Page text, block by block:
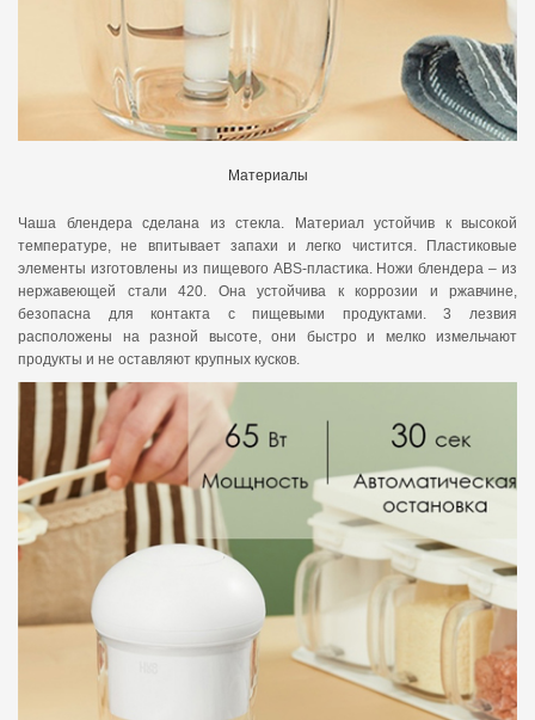
Материалы
Чаша блендера сделана из стекла. Материал устойчив к высокой
температуре, не впитывает запахи и легко чистится. Пластиковые
элементы изготовлены из пищевого АBS-пластика. Ножи блендера – из
нержавеющей стали 420. Она устойчива к коррозии и ржавчине,
безопасна для контакта с пищевыми продуктами. 3 лезвия
расположены на разной высоте, они быстро и мелко измельчают
продукты и не оставляют крупных кусков.